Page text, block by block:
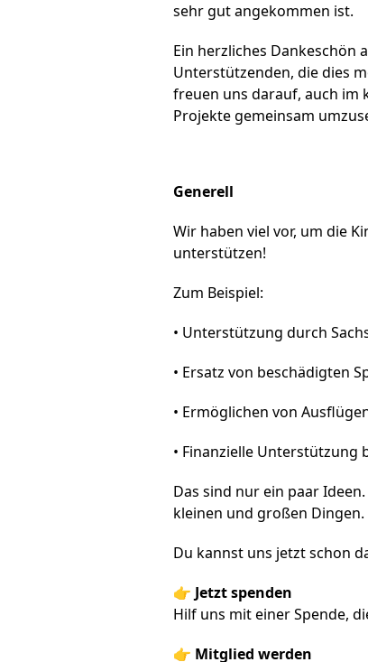
sehr gut angekommen ist.
Ein herzliches Dankeschön
Unterstützenden, die dies
freuen uns darauf, auch im
Projekte gemeinsam
Generell
Wir haben viel vor, um die
unterstützen!
Zum Beispiel:
• Unterstützung durch
• Ersatz von beschädigten
• Ermöglichen von
• Finanzielle Unterstützung
Das sind nur ein paar
kleinen und großen Dingen.
Du kannst uns jetzt schon
👉 Jetzt spenden
Hilf uns mit einer Spende,
👉 Mitglied werden